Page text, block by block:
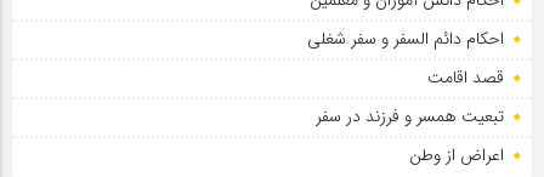
احکام دائم السفر و سفر شغلی
قصد اقامت
تبعیت همسر و فرزند در سفر
اعراض از وطن